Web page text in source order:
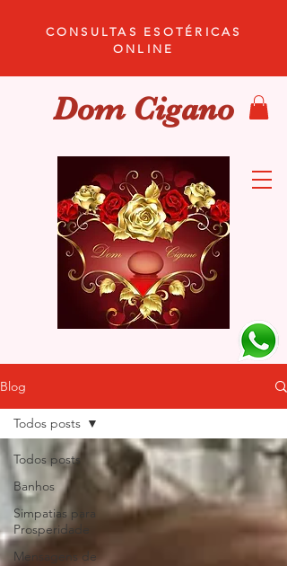
Dom Cigano
CONSULTAS ESOTÉRICAS
ONLINE
Blog
Todos posts
Banhos
Simpatias para
Prosperidade
Mensagens de
Todos posts